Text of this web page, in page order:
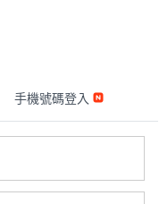
手機號碼登入